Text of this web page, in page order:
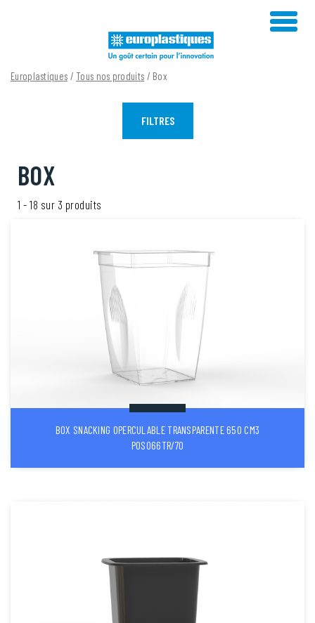
Europlastiques / Tous nos produits / Box
FILTRES
BOX
1 - 18 sur 3 produits
BOX SNACKING OPERCULABLE TRANSPARENTE 650 CM3
POS066TR/70